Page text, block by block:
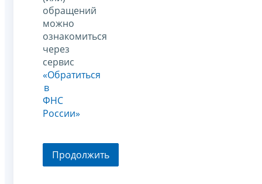
обращений
можно
ознакомиться
через
сервис
«Обратиться
в
ФНС
России»
Продолжить